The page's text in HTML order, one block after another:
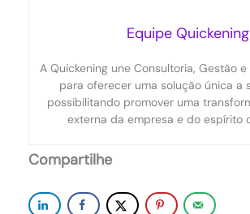
Equipe Quickening
A Quickening une Consultoria, Gestão
para oferecer uma solução única a
possibilitando promover uma
externa da empresa e do espírito
Compartilhe